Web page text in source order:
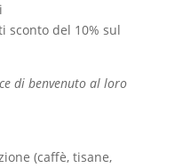
sconto del 10% sul
di benvenuto al loro
(caffè, tisane,